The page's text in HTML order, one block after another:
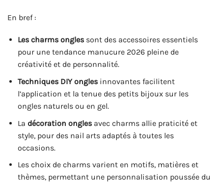
En bref :
Les charms onglessont des accessoires essentiels
pour une tendance manucure 2026 pleine de
créativité et de personnalité.
Techniques DIY onglesinnovantes facilitent
l’application et la tenue des petits bijoux sur les
ongles naturels ou en gel.
La décoration onglesavec charms allie praticité et
style, pour des nail arts adaptés à toutes les
occasions.
Les choix de charms varient en motifs, matières et
thèmes, permettant une personnalisation poussée du